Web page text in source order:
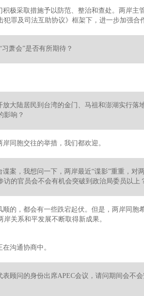
极采取措施予以防范、整治和查处。两岸
罪及司法互助协议》框架下，进一步加强合
萧会”是否有所期待？
大陆居民到台湾的金门、马祖和澎湖实行
影响？
同胞交往的举措，我们都欢迎。
案，我想问一下，两岸最近“谍影”重重，对
的官员会不会有机会突破到政治局委员以上
的，都会有一些跌宕起伏。但是，两岸同胞
关系和平发展不断取得新成果。
沟通协商中。
顾问的身份出席APEC会议，请问期间会不